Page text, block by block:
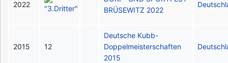
2022
BRÜSEWITZ 2022
2015 12
Deutsche Kubb-
Doppelmeisterschaften
2015